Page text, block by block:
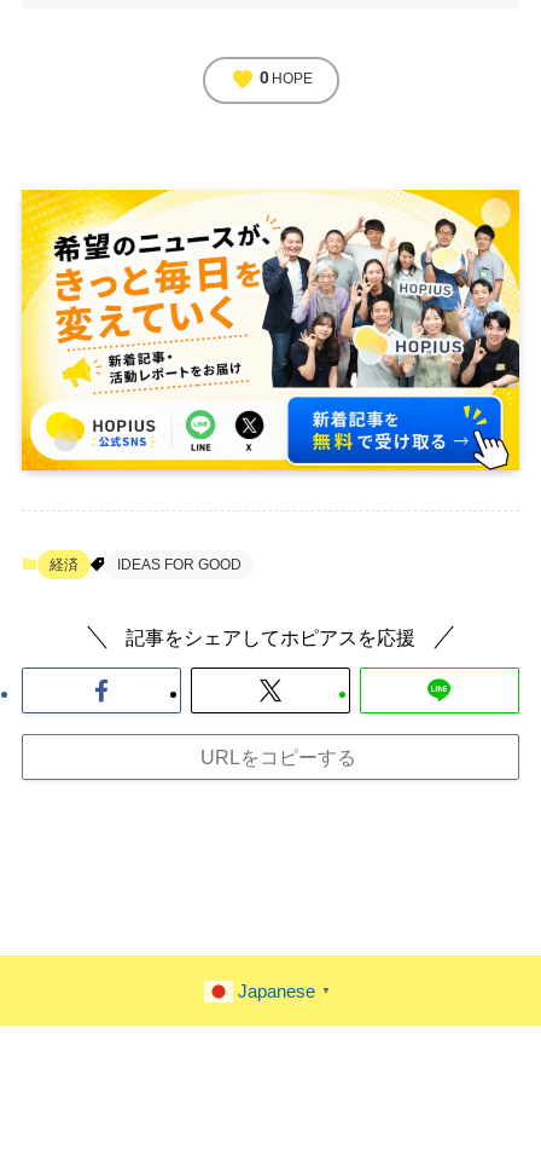
favorite 0 HOPE
経済 IDEAS FOR GOOD
記事をシェアしてホピアスを応援
URLをコピーする
Japanese ▼